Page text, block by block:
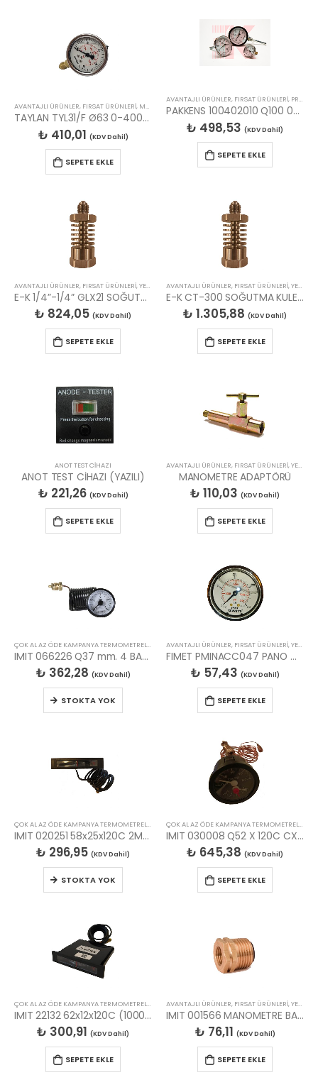
AVANTAJLI ÜRÜNLER, FIRSAT ÜRÜNLERİ, MANOMETRELER
TAYLAN TYL31/F Ø63 0-400BAR GLS. MANOMETRE
₺ 410,01 (KDV Dahil)
SEPETE EKLE
AVANTAJLI ÜRÜNLER, FIRSAT ÜRÜNLERİ, PROMETRELER
PAKKENS 100402010 Q100 0/120C 10cm.ARK.ÇIK.PROMETR
₺ 498,53 (KDV Dahil)
SEPETE EKLE
AVANTAJLI ÜRÜNLER, FIRSAT ÜRÜNLERİ,YEDEK PARÇALAR
E-K 1/4”-1/4” GLX21 SOĞUTMA APARATI
₺ 824,05 (KDV Dahil)
SEPETE EKLE
AVANTAJLI ÜRÜNLER, FIRSAT ÜRÜNLERİ,YEDEK PARÇALAR
E-K CT-300 SOĞUTMA KULESİ 5-KANALLI G1/4B-FxG1/4B-
₺ 1.305,88 (KDV Dahil)
SEPETE EKLE
ANOT TEST CİHAZI
ANOT TEST CİHAZI (YAZILI)
₺ 221,26(KDV Dahil)
SEPETE EKLE
AVANTAJLI ÜRÜNLER, FIRSAT ÜRÜNLERİ,YEDEK PARÇALAR
MANOMETRE ADAPTÖRÜ
₺ 110,03 (KDV Dahil)
SEPETE EKLE
ÇOK AL AZ ÖDE KAMPANYA TERMOMETRELER MANOMETRELER ,MANOMETRELER
IMIT 066226 Q37 mm. 4 BAR MANOMETRE
₺ 362,28 (KDV Dahil)
STOKTA YOK
AVANTAJLI ÜRÜNLER, FIRSAT ÜRÜNLERİ,YEDEK PARÇALAR
FIMET PMINACC047 PANO MONTAJ PLAKASI
₺ 57,43 (KDV Dahil)
SEPETE EKLE
ÇOK AL AZ ÖDE KAMPANYA TERMOMETRELER MANOMETRELER ,TERMOMETRELER
IMIT 020251 58x25x120C 2MT. PVC YASSI SPR.TERMOME
₺ 296,95 (KDV Dahil)
STOKTA YOK
ÇOK AL AZ ÖDE KAMPANYA TERMOMETRELER MANOMETRELER
IMIT 030008 Q52 X 120C CX 4 BAR TERMOMANOMETRE
₺ 645,38 (KDV Dahil)
SEPETE EKLE
ÇOK AL AZ ÖDE KAMPANYA TERMOMETRELER MANOMETRELER ,TERMOMETRELER
IMIT 22132 62x12x120C (1000mm) TERMOMETRE
₺ 300,91 (KDV Dahil)
SEPETE EKLE
AVANTAJLI ÜRÜNLER, FIRSAT ÜRÜNLERİ,YEDEK PARÇALAR
IMIT 001566 MANOMETRE BAĞLANTI STOPERİ
₺ 76,11 (KDV Dahil)
SEPETE EKLE